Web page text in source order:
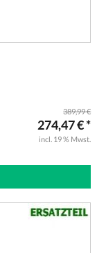
389,99 €
274,47 € *
incl. 19 % Mwst.